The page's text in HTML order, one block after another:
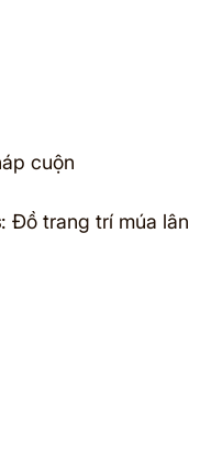
cuộn
: Đồ trang trí múa lân